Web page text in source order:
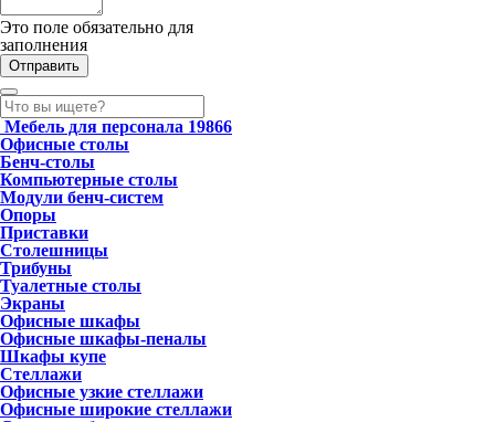
Это поле обязательно для
заполнения
Мебель для персонала 19866
Офисные столы
Бенч-столы
Компьютерные столы
Модули бенч-систем
Опоры
Приставки
Столешницы
Трибуны
Туалетные столы
Экраны
Офисные шкафы
Офисные шкафы-пеналы
Шкафы купе
Стеллажи
Офисные узкие стеллажи
Офисные широкие стеллажи